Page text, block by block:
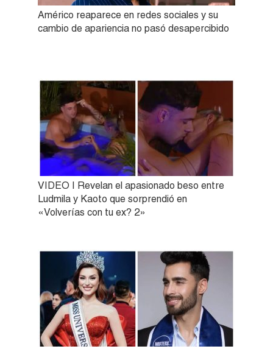
Américo reaparece en redes sociales y su
cambio de apariencia no pasó desapercibido
VIDEO | Revelan el apasionado beso entre
Ludmila y Kaoto que sorprendió en
«Volverías con tu ex? 2»